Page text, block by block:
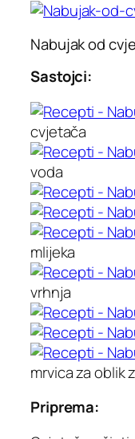
Nabujak od
Sastojci:
cvjetača
voda
mlijeka
vrhnja
mrvica za oblik
Priprema: